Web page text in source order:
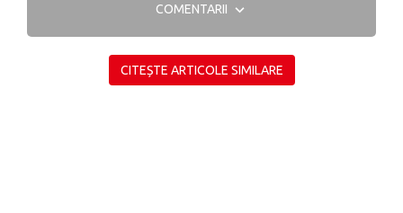
COMENTARII
CITEȘTE ARTICOLE SIMILARE